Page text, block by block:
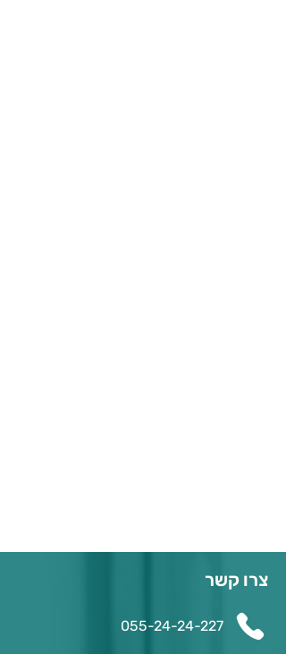
צרו קשר
055-24-24-227